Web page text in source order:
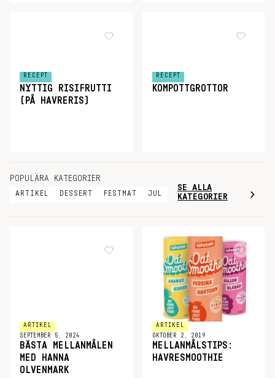
RECEPT
NYTTIG RISIFRUTTI
(PÅ HAVRERIS)
RECEPT
KOMPOTTGROTTOR
POPULÄRA KATEGORIER
ARTIKEL DESSERT FESTMAT JUL
SE ALLA
KATEGORIER
ARTIKEL
SEPTEMBER 5, 2024
BÄSTA MELLANMÅLEN
MED HANNA
OLVENMARK
ARTIKEL
OKTOBER 2, 2019
MELLANMÅLSTIPS:
HAVRESMOOTHIE